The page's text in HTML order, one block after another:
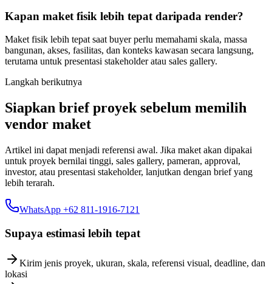
Kapan maket fisik lebih tepat daripada render?
Maket fisik lebih tepat saat buyer perlu memahami skala, massa
bangunan, akses, fasilitas, dan konteks kawasan secara langsung,
terutama untuk presentasi stakeholder atau sales gallery.
Langkah berikutnya
Siapkan brief proyek sebelum memilih
vendor maket
Artikel ini dapat menjadi referensi awal. Jika maket akan dipakai
untuk proyek bernilai tinggi, sales gallery, pameran, approval,
investor, atau presentasi stakeholder, lanjutkan dengan brief yang
lebih terarah.
WhatsApp +62 811-1916-7121
Supaya estimasi lebih tepat
Kirim jenis proyek, ukuran, skala, referensi visual, deadline, dan
lokasi